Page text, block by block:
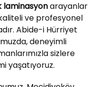
laminasyonarayanlar
ve profesyonel
Abide-i Hürriyet
deneyimli
sizlere
yaşatıyoruz.